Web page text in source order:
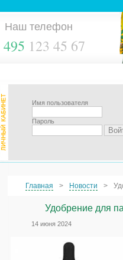
Наш телефон
495 123 45 67
Имя пользователя
Пароль
Главная Новости
Удобрение для
14 июня 2024